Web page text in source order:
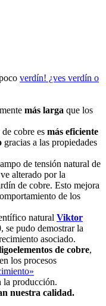
verdín! ¿ves verdín o
más larga que los
cobre es más eficiente
gracias a las propiedades
de tensión natural de
alterado por la
de cobre. Esto mejora
de los
natural Viktor
se pudo demostrar la
asociado.
de cobre,
los procesos
la producción.
nuestra calidad.